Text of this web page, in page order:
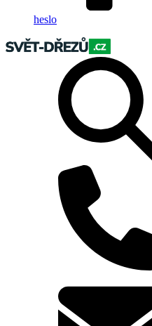
heslo